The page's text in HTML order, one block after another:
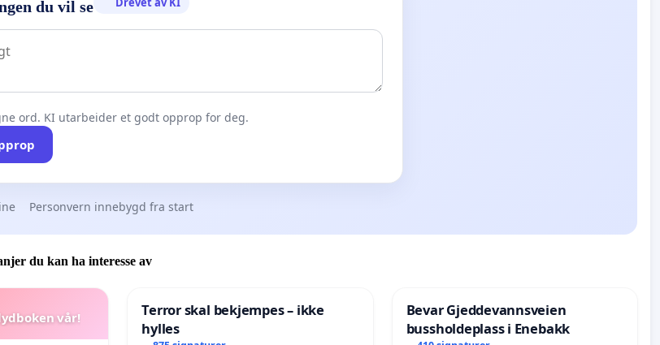
du vil se
ord. KI utarbeider et godt opprop for deg.
Personvern innebygd fra start
du kan ha interesse av
vår!
Terror skal bekjempes – ikke
hylles
Bevar Gjeddevannsveien
bussholdeplass i Enebakk